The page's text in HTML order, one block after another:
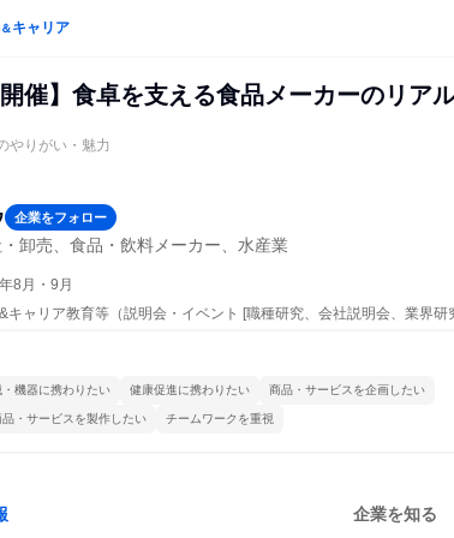
＆キャリア
催】食卓を支える食品メーカーのリア
やりがい・魅力
企業をフォロー
卸売、食品・飲料メーカー、水産業
8月・9月
ャリア教育等（説明会・イベント [職種研究、会社説明会、業界研
・機器に携わりたい 健康促進に携わりたい 商品・サービスを企画したい
品・サービスを製作したい チームワークを重視
企業を知る